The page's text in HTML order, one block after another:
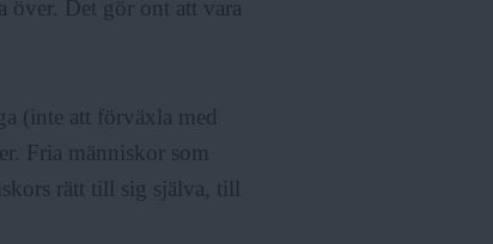
över. Det gör ont att vara
(inte att förväxla med
Fria människor som
rätt till sig själva, till